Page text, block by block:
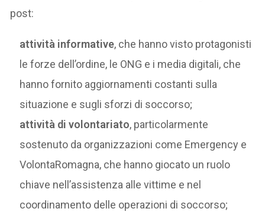
post:
attività informative, che hanno visto protagonisti
le forze dell’ordine, le ONG e i media digitali, che
hanno fornito aggiornamenti costanti sulla
situazione e sugli sforzi di soccorso;
attività di volontariato, particolarmente
sostenuto da organizzazioni come Emergency e
VolontaRomagna, che hanno giocato un ruolo
chiave nell’assistenza alle vittime e nel
coordinamento delle operazioni di soccorso;